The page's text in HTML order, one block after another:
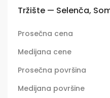
Tržište — Selenča,
Prosečna cena
Medijana cene
Prosečna površina
Medijana površine